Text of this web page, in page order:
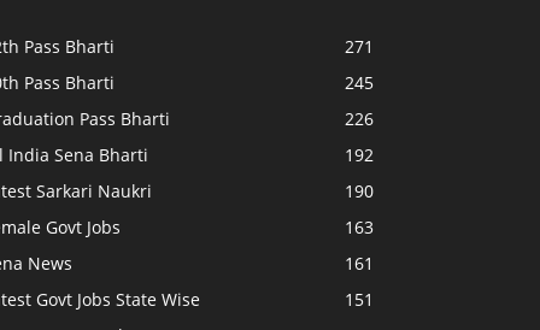
Pass Bharti
271
Pass Bharti
245
Pass Bharti
226
India Sena Bharti
192
Sarkari Naukri
190
Govt Jobs
163
News
161
Govt Jobs State Wise
151